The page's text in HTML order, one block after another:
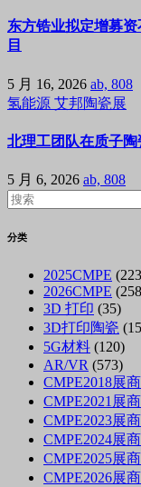
东方锆业拟定增募
目
5 月 16, 2026 ab, 808
氢能源 艾邦陶瓷展
北理工团队在质子
5 月 6, 2026 ab, 808
分类
2025CMPE
2026CMPE
3D 打印 (35)
3D打印陶瓷
5G材料 (120)
AR/VR (573)
CMPE2018展
CMPE2021展
CMPE2023展
CMPE2024展
CMPE2025展
CMPE2026展